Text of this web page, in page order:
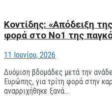
Κοντίδης: «Aπόδειξη
φορά στο Νο1 της
11 Ιουνίου, 2026
Δυόμιση βδομάδες μετά την
Ευρώπης, για τρίτη φορά στην
αναρριχήθηκε ξανά...